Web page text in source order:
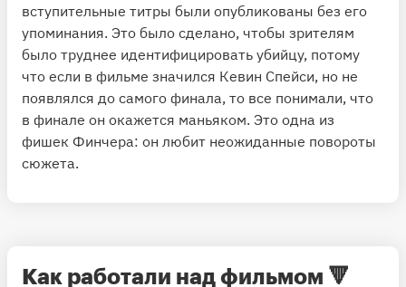
вступительные титры были опубликованы без его
упоминания. Это было сделано, чтобы зрителям
было труднее идентифицировать убийцу, потому
что если в фильме значился Кевин Спейси, но не
появлялся до самого финала, то все понимали, что
в финале он окажется маньяком. Это одна из
фишек Финчера: он любит неожиданные повороты
сюжета.
Как работали над фильмом 🔻